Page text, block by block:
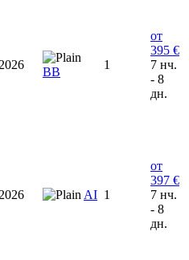
ВВ
1
от
395 €
7 нч.
- 8
дн.
AI 1
от
397 €
7 нч.
- 8
дн.